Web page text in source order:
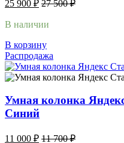
25 900 ₽ 27 500₽
В наличии
В корзину
Распродажа
Умная колонка
Синий
11 000 ₽ 11 700₽